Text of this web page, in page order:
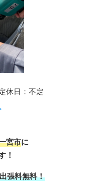
休日：不定
宮市に
！
張料無料！